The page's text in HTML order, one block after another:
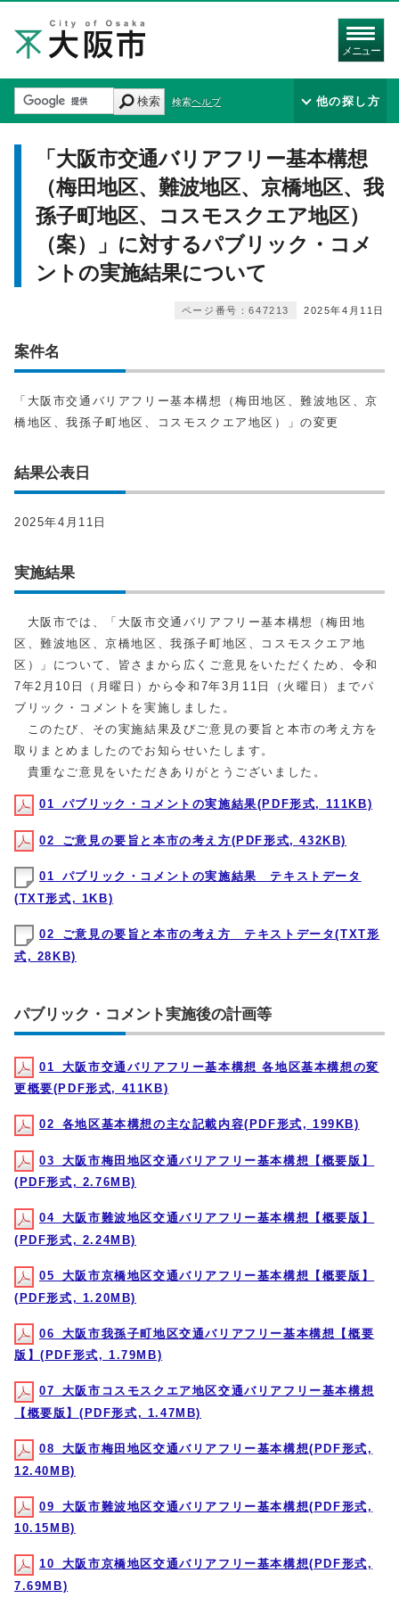
メニュー
検索 検索ヘルプ 他の探し方
「大阪市交通バリアフリー基本構想
（梅田地区、難波地区、京橋地区、我
孫子町地区、コスモスクエア地区）
（案）」に対するパブリック・コメ
ントの実施結果について
2025年4月11日
ページ番号：647213
案件名
「大阪市交通バリアフリー基本構想（梅田地区、難波地区、京
橋地区、我孫子町地区、コスモスクエア地区）」の変更
結果公表日
2025年4月11日
実施結果
大阪市では、「大阪市交通バリアフリー基本構想（梅田地
区、難波地区、京橋地区、我孫子町地区、コスモスクエア地
区）」について、皆さまから広くご意見をいただくため、令和
7年2月10日（月曜日）から令和7年3月11日（火曜日）までパ
ブリック・コメントを実施しました。
このたび、その実施結果及びご意見の要旨と本市の考え方を
取りまとめましたのでお知らせいたします。
貴重なご意見をいただきありがとうございました。
01_パブリック・コメントの実施結果(PDF形式, 111KB)
02_ご意見の要旨と本市の考え方(PDF形式, 432KB)
01_パブリック・コメントの実施結果 テキストデータ
(TXT形式, 1KB)
02_ご意見の要旨と本市の考え方 テキストデータ(TXT形
式, 28KB)
パブリック・コメント実施後の計画等
01_大阪市交通バリアフリー基本構想 各地区基本構想の変
更概要(PDF形式, 411KB)
02_各地区基本構想の主な記載内容(PDF形式, 199KB)
03_大阪市梅田地区交通バリアフリー基本構想【概要版】
(PDF形式, 2.76MB)
04_大阪市難波地区交通バリアフリー基本構想【概要版】
(PDF形式, 2.24MB)
05_大阪市京橋地区交通バリアフリー基本構想【概要版】
(PDF形式, 1.20MB)
06_大阪市我孫子町地区交通バリアフリー基本構想【概要
版】(PDF形式, 1.79MB)
07_大阪市コスモスクエア地区交通バリアフリー基本構想
【概要版】(PDF形式, 1.47MB)
08_大阪市梅田地区交通バリアフリー基本構想(PDF形式,
12.40MB)
09_大阪市難波地区交通バリアフリー基本構想(PDF形式,
10.15MB)
10_大阪市京橋地区交通バリアフリー基本構想(PDF形式,
7.69MB)